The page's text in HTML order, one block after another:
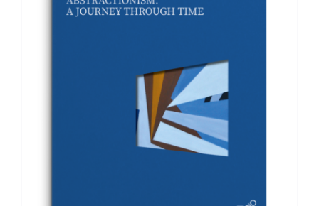
AGGIUNGI AL CARRELLO DETTAGLI